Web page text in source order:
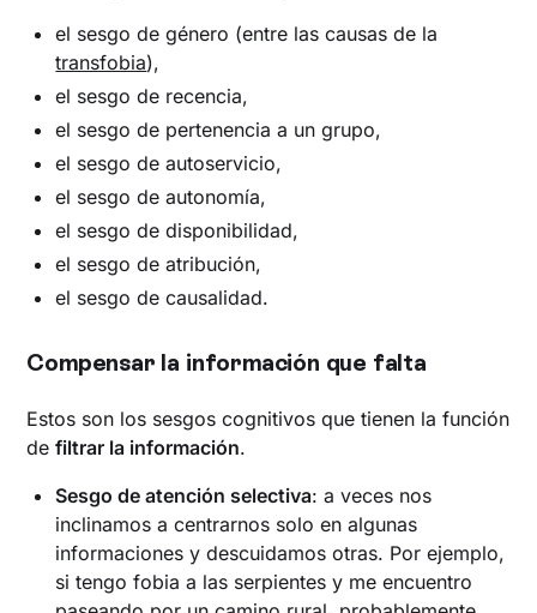
el sesgo de género (entre las causas de la
transfobia),
el sesgo de recencia,
el sesgo de pertenencia a un grupo,
el sesgo de autoservicio,
el sesgo de autonomía,
el sesgo de disponibilidad,
el sesgo de atribución,
el sesgo de causalidad.
‍Compensar la información que falta
Estos son los sesgos cognitivos que tienen la función
defiltrar la información.
Sesgo de atención selectiva: a veces nos
inclinamos a centrarnos solo en algunas
informaciones y descuidamos otras. Por ejemplo,
si tengo fobia a las serpientes y me encuentro